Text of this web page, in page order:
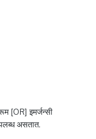
[OR] इमर्जन्सी
असतात.